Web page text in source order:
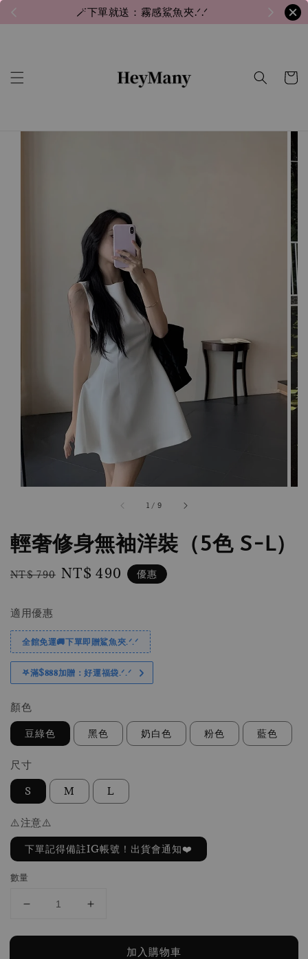
🪄下單就送：霧感鯊魚夾.ᐟ.ᐟ
1 / 9
輕奢修身無袖洋裝（5色 S-L）
Regular
NT$ 790 Sale
NT$ 490 優惠
適用優惠
全館免運🚚下單即贈鯊魚夾.ᐟ.ᐟ
𖤐滿$𝟖𝟖𝟖加贈：好運福袋.ᐟ‪.ᐟ
顏色
豆綠色 黑色 奶白色 粉色 藍色
尺寸
S M L
⚠️注意⚠️
下單記得備註IG帳號！出貨會通知❤️
數量
加入購物車